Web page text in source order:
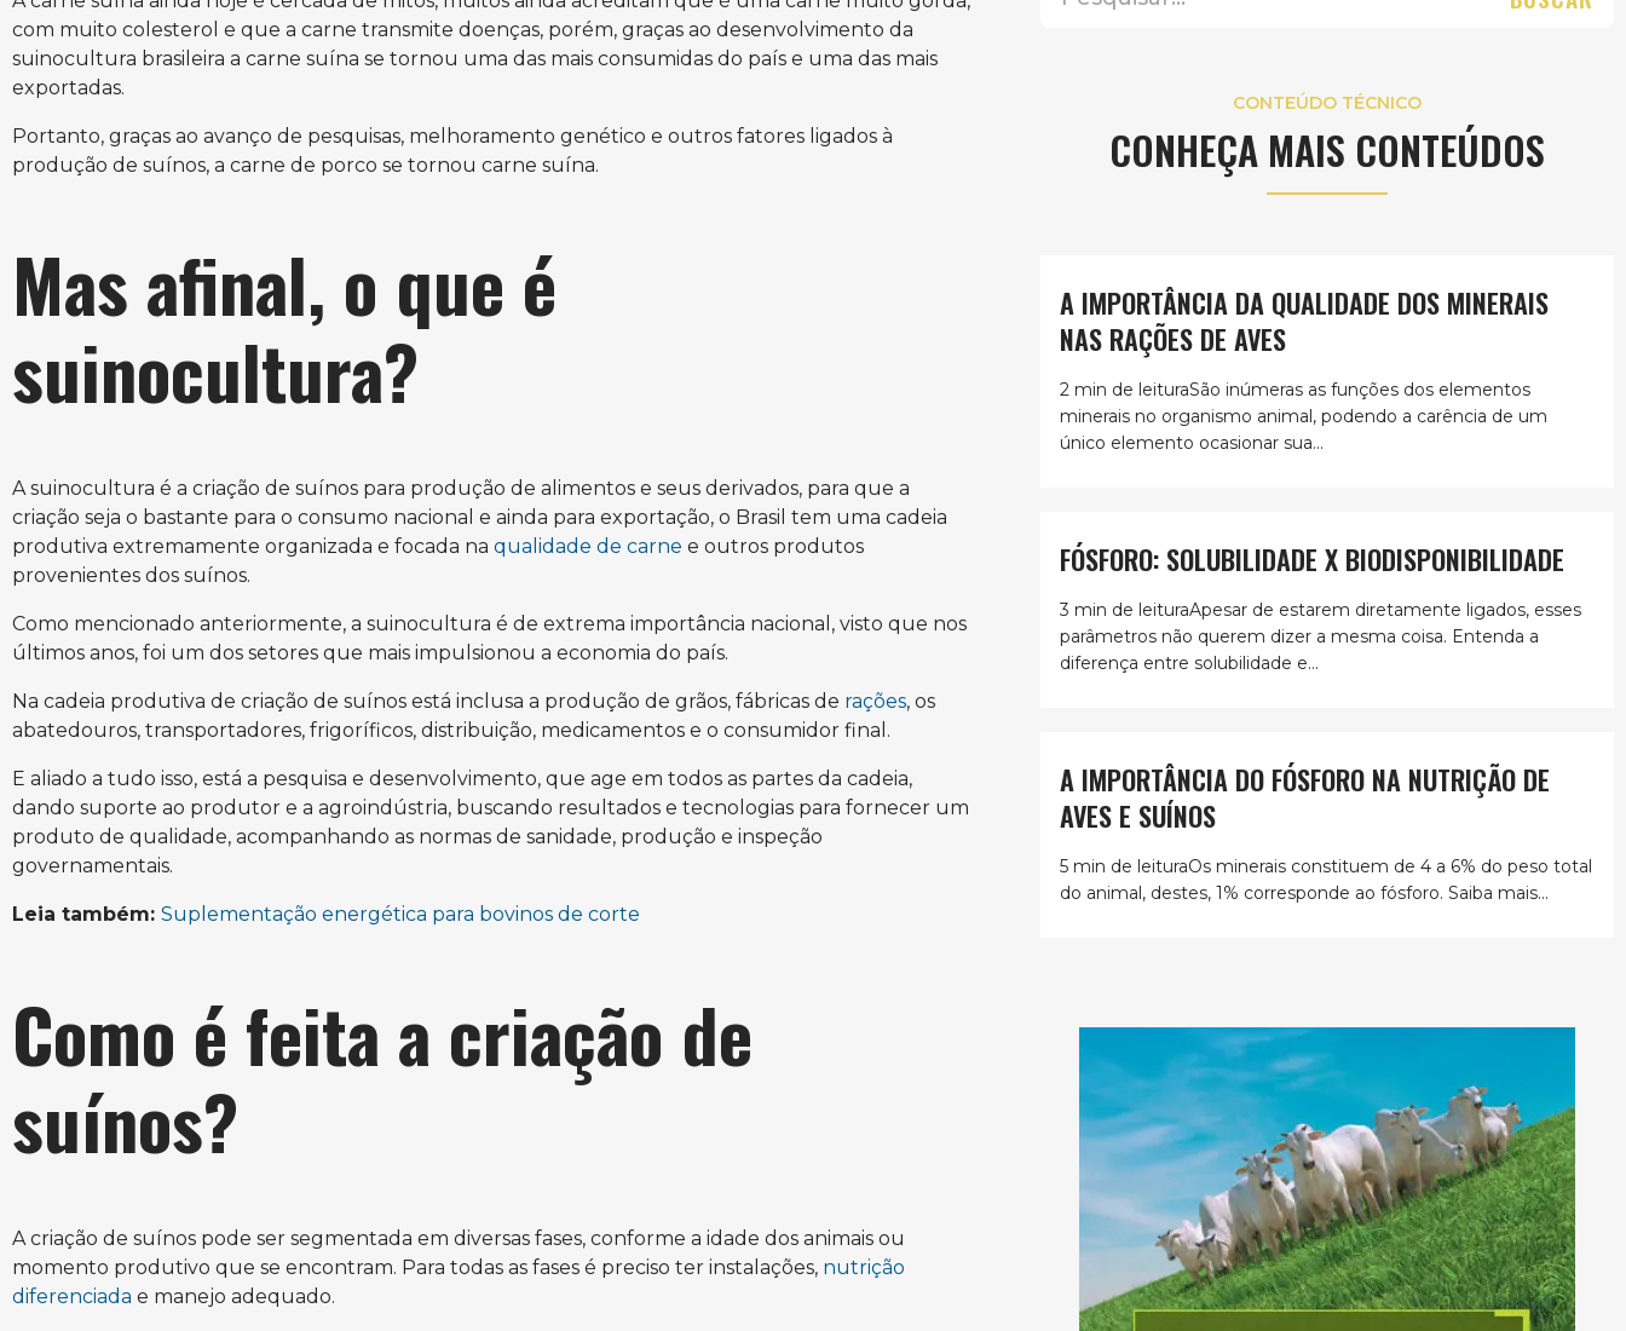
com muito colesterol e que a carne transmite doenças, porém, graças ao desenvolvimento da
suinocultura brasileira a carne suína se tornou uma das mais consumidas do país e uma das mais
exportadas.
Portanto, graças ao avanço de pesquisas, melhoramento genético e outros fatores ligados à
produção de suínos, a carne de porco se tornou carne suína.
Mas afinal, o que é
suinocultura?
A suinocultura é a criação de suínos para produção de alimentos e seus derivados, para que a
criação seja o bastante para o consumo nacional e ainda para exportação, o Brasil tem uma cadeia
produtiva extremamente organizada e focada na qualidade de carne e outros produtos
provenientes dos suínos.
Como mencionado anteriormente, a suinocultura é de extrema importância nacional, visto que nos
últimos anos, foi um dos setores que mais impulsionou a economia do país.
Na cadeia produtiva de criação de suínos está inclusa a produção de grãos, fábricas de rações, os
abatedouros, transportadores, frigoríficos, distribuição, medicamentos e o consumidor final.
E aliado a tudo isso, está a pesquisa e desenvolvimento, que age em todos as partes da cadeia,
dando suporte ao produtor e a agroindústria, buscando resultados e tecnologias para fornecer um
produto de qualidade, acompanhando as normas de sanidade, produção e inspeção
governamentais.
Leia também: Suplementação energética para bovinos de corte
Como é feita a criação de
suínos?
A criação de suínos pode ser segmentada em diversas fases, conforme a idade dos animais ou
momento produtivo que se encontram. Para todas as fases é preciso ter instalações, nutrição
diferenciada e manejo adequado.
CONTEÚDO TÉCNICO
CONHEÇA MAIS CONTEÚDOS
A IMPORTÂNCIA DA QUALIDADE DOS MINERAIS
NAS RAÇÕES DE AVES
2 min de leituraSão inúmeras as funções dos elementos
minerais no organismo animal, podendo a carência de um
único elemento ocasionar sua...
FÓSFORO: SOLUBILIDADE X BIODISPONIBILIDADE
3 min de leituraApesar de estarem diretamente ligados, esses
parâmetros não querem dizer a mesma coisa. Entenda a
diferença entre solubilidade e...
A IMPORTÂNCIA DO FÓSFORO NA NUTRIÇÃO DE
AVES E SUÍNOS
5 min de leituraOs minerais constituem de 4 a 6% do peso total
do animal, destes, 1% corresponde ao fósforo. Saiba mais...